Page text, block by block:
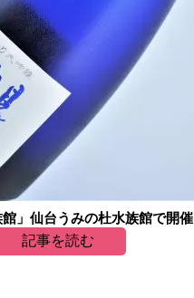
」仙台うみの杜水族館で開催
記事を読む